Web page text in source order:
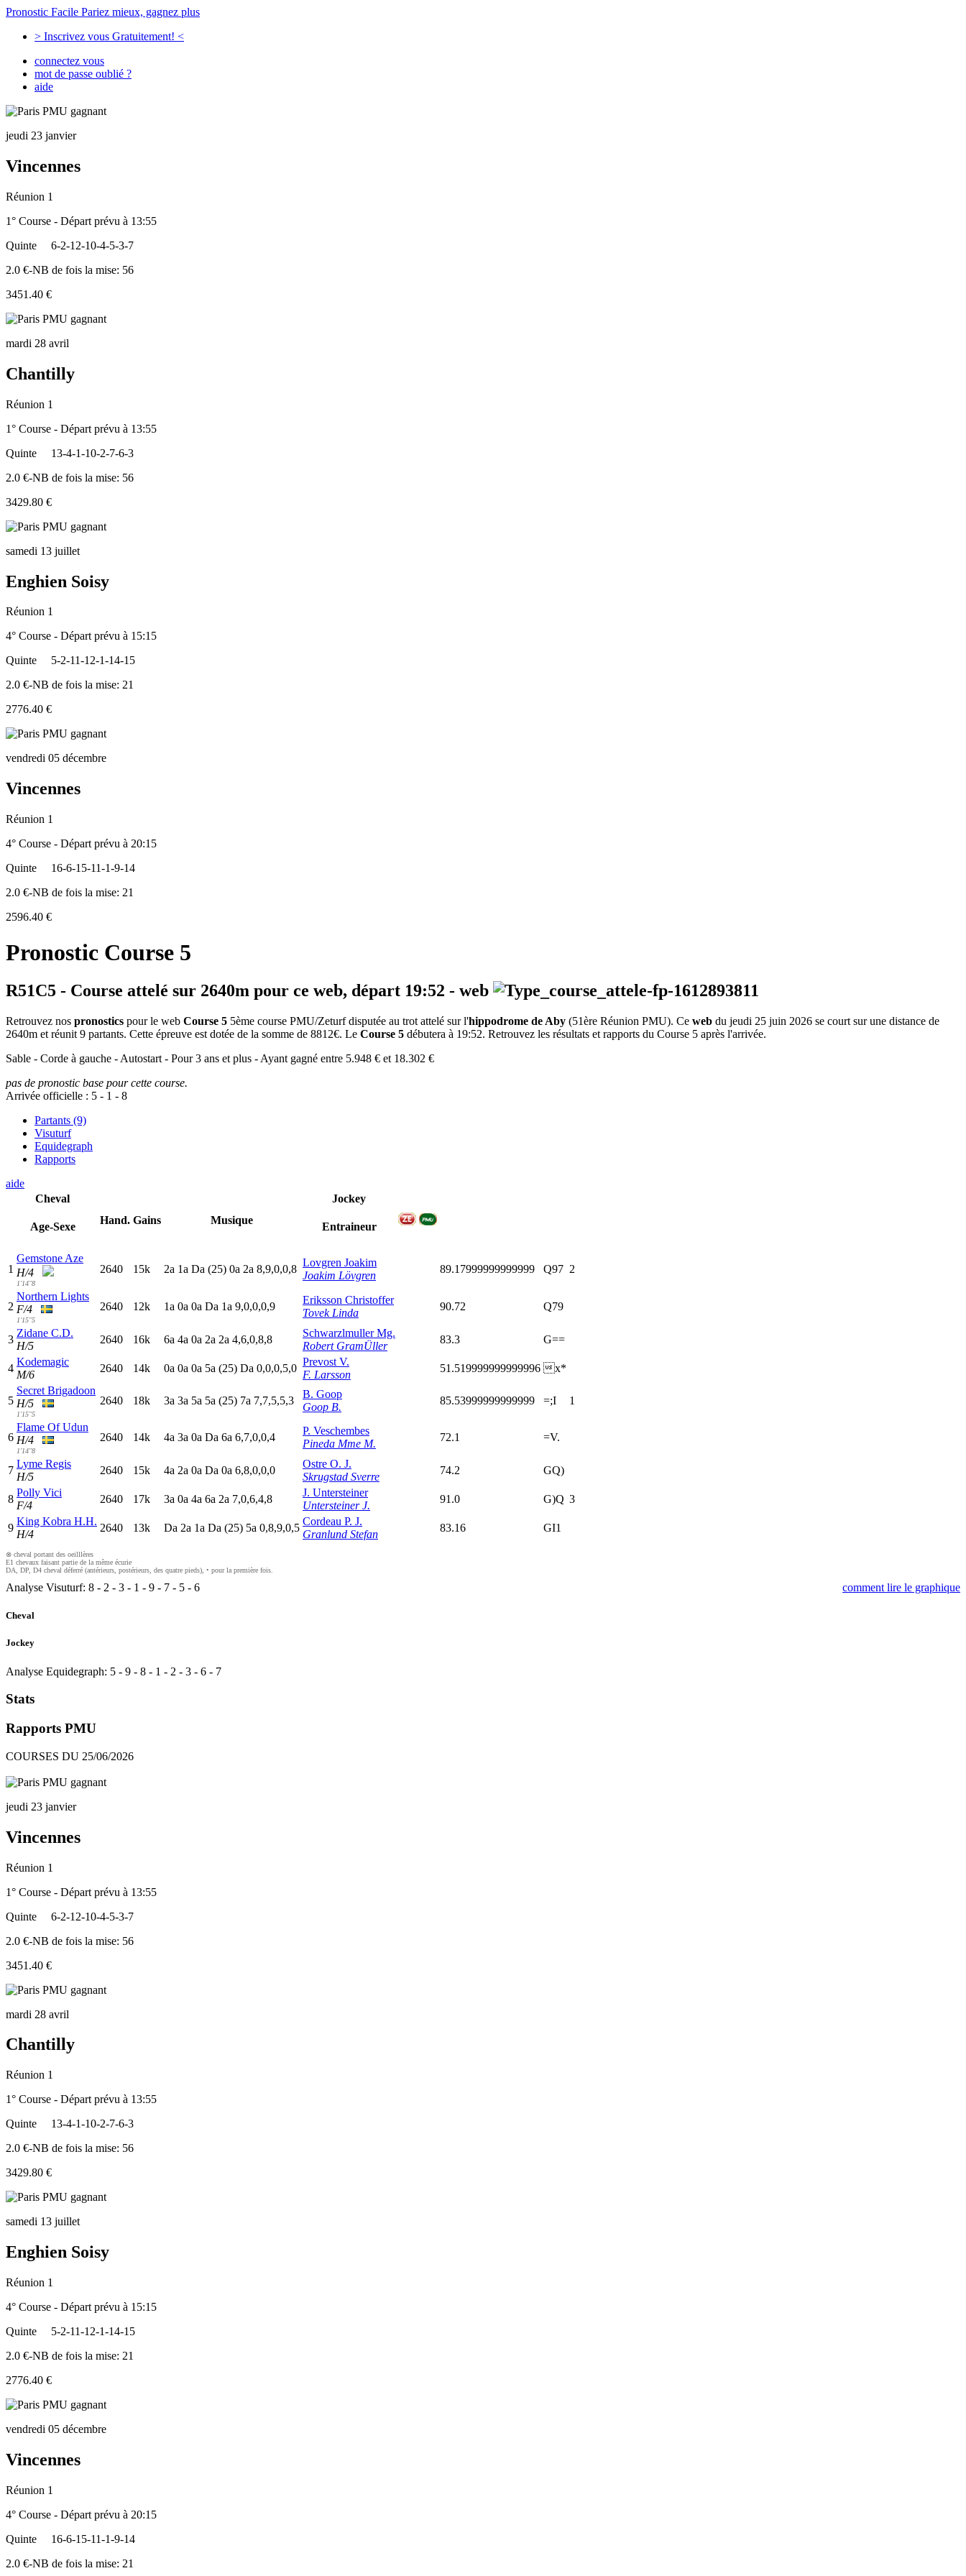
Pronostic Facile Pariez mieux, gagnez plus
> Inscrivez vous Gratuitement! <
connectez vous
mot de passe oublié ?
aide
jeudi 23 janvier
Vincennes
Réunion 1
1° Course - Départ prévu à 13:55
Quinte
6-2-12-10-4-5-3-7
2.0 €-NB de fois la mise: 56
3451.40 €
mardi 28 avril
Chantilly
Réunion 1
1° Course - Départ prévu à 13:55
Quinte
13-4-1-10-2-7-6-3
2.0 €-NB de fois la mise: 56
3429.80 €
samedi 13 juillet
Enghien Soisy
Réunion 1
4° Course - Départ prévu à 15:15
Quinte
5-2-11-12-1-14-15
2.0 €-NB de fois la mise: 21
2776.40 €
vendredi 05 décembre
Vincennes
Réunion 1
4° Course - Départ prévu à 20:15
Quinte
16-6-15-11-1-9-14
2.0 €-NB de fois la mise: 21
2596.40 €
Pronostic Course 5
R51C5 - Course attelé sur 2640m pour ce web, départ 19:52 - web
Retrouvez nos pronostics pour le web Course 5 5ème course PMU/Zeturf disputée au trot attelé sur l'hippodrome de Aby (51ère Réunion PMU). Ce web du jeudi 25 juin 2026 se court sur une distance de
2640m et réunit 9 partants. Cette épreuve est dotée de la somme de 8812€. Le Course 5 débutera à 19:52. Retrouvez les résultats et rapports du Course 5 après l'arrivée.
Sable - Corde à gauche - Autostart - Pour 3 ans et plus - Ayant gagné entre 5.948 € et 18.302 €
pas de pronostic base pour cette course.
Arrivée officielle : 5 - 1 - 8
Partants (9)
Visuturf
Equidegraph
Rapports
aide
Cheval
Age-Sexe
Hand. Gains Musique
Jockey
Entraineur
1
Gemstone Aze
H/4
1'14"8
2640 15k 2a 1a Da (25) 0a 2a 8,9,0,0,8
Lovgren Joakim
Joakim Lövgren
89.17999999999999 Q97 2
2
Northern Lights
F/4
1'15"5
2640 12k 1a 0a 0a Da 1a 9,0,0,0,9
Eriksson Christoffer
Tovek Linda
90.72 Q79
3
Zidane C.D.
H/5
2640 16k 6a 4a 0a 2a 2a 4,6,0,8,8
Schwarzlmuller Mg.
Robert GramÜller
83.3 G==
4
Kodemagic
M/6
2640 14k 0a 0a 0a 5a (25) Da 0,0,0,5,0
Prevost V.
F. Larsson
51.519999999999996 x*
5
Secret Brigadoon
H/5
1'15"5
2640 18k 3a 3a 5a 5a (25) 7a 7,7,5,5,3
B. Goop
Goop B.
85.53999999999999 =;I 1
6
Flame Of Udun
H/4
1'14"8
2640 14k 4a 3a 0a Da 6a 6,7,0,0,4
P. Veschembes
Pineda Mme M.
72.1 =V.
7
Lyme Regis
H/5
2640 15k 4a 2a 0a Da 0a 6,8,0,0,0
Ostre O. J.
Skrugstad Sverre
74.2 GQ)
8
Polly Vici
F/4
2640 17k 3a 0a 4a 6a 2a 7,0,6,4,8
J. Untersteiner
Untersteiner J.
91.0 G)Q 3
9
King Kobra H.H.
H/4
2640 13k Da 2a 1a Da (25) 5a 0,8,9,0,5
Cordeau P. J.
Granlund Stefan
83.16 GI1
⊗ cheval portant des oeilllères
E1 chevaux faisant partie de la même écurie
DA, DP, D4 cheval déferré (antérieurs, postérieurs, des quatre pieds), • pour la première fois.
Analyse Visuturf: 8 - 2 - 3 - 1 - 9 - 7 - 5 - 6 comment lire le graphique
Cheval
Jockey
Analyse Equidegraph: 5 - 9 - 8 - 1 - 2 - 3 - 6 - 7
Stats
Rapports PMU
COURSES DU 25/06/2026
jeudi 23 janvier
Vincennes
Réunion 1
1° Course - Départ prévu à 13:55
Quinte
6-2-12-10-4-5-3-7
2.0 €-NB de fois la mise: 56
3451.40 €
mardi 28 avril
Chantilly
Réunion 1
1° Course - Départ prévu à 13:55
Quinte
13-4-1-10-2-7-6-3
2.0 €-NB de fois la mise: 56
3429.80 €
samedi 13 juillet
Enghien Soisy
Réunion 1
4° Course - Départ prévu à 15:15
Quinte
5-2-11-12-1-14-15
2.0 €-NB de fois la mise: 21
2776.40 €
vendredi 05 décembre
Vincennes
Réunion 1
4° Course - Départ prévu à 20:15
Quinte
16-6-15-11-1-9-14
2.0 €-NB de fois la mise: 21